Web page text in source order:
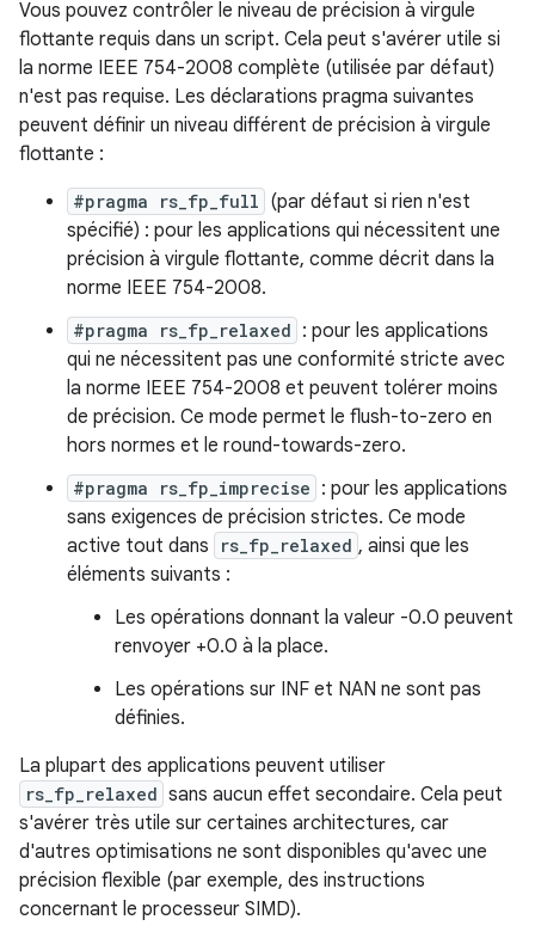
Vous pouvez contrôler le niveau de précision à virgule
flottante requis dans un script. Cela peut s'avérer utile si
la norme IEEE 754-2008 complète (utilisée par défaut)
n'est pas requise. Les déclarations pragma suivantes
peuvent définir un niveau différent de précision à virgule
flottante :
#pragma rs_fp_full (par défaut si rien n'est
spécifié) : pour les applications qui nécessitent une
précision à virgule flottante, comme décrit dans la
norme IEEE 754-2008.
#pragma rs_fp_relaxed : pour les applications
qui ne nécessitent pas une conformité stricte avec
la norme IEEE 754-2008 et peuvent tolérer moins
de précision. Ce mode permet le flush-to-zero en
hors normes et le round-towards-zero.
#pragma rs_fp_imprecise : pour les applications
sans exigences de précision strictes. Ce mode
active tout dans
rs_fp_relaxed , ainsi que les
éléments suivants :
Les opérations donnant la valeur -0.0 peuvent
renvoyer +0.0 à la place.
Les opérations sur INF et NAN ne sont pas
définies.
La plupart des applications peuvent utiliser
rs_fp_relaxed sans aucun effet secondaire. Cela peut
s'avérer très utile sur certaines architectures, car
d'autres optimisations ne sont disponibles qu'avec une
précision flexible (par exemple, des instructions
concernant le processeur SIMD).